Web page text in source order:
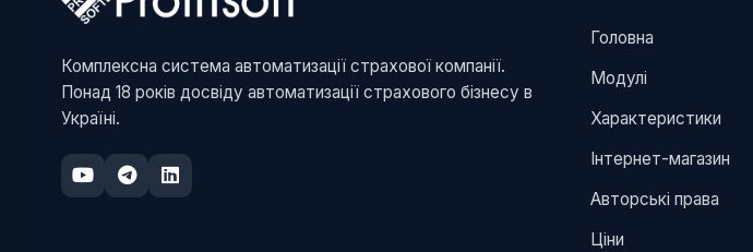
Комплексна система автоматизації страхової компанії.
Понад 18 років досвіду автоматизації страхового бізнесу в
Україні.
Головна
Модулі
Характеристики
Інтернет-магазин
Авторські права
Ціни